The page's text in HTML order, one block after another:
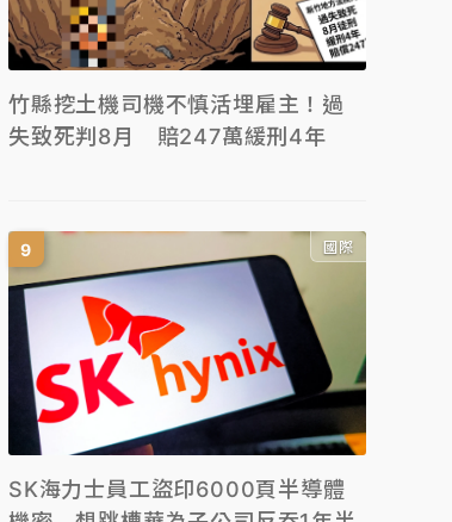
竹縣挖土機司機不慎活埋雇主！過
失致死判8月 賠247萬緩刑4年
國際
SK海力士員工盜印6000頁半導體